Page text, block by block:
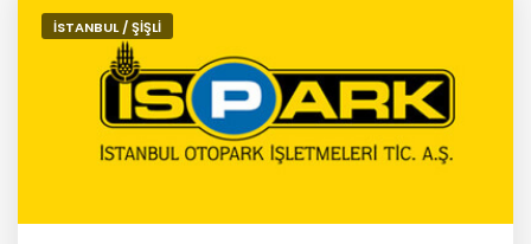
İSTANBUL / ŞİŞLİ